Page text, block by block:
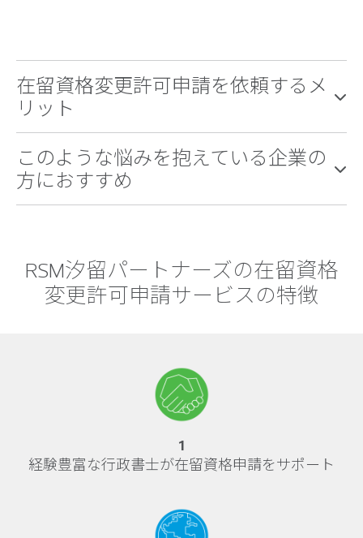
在留資格変更許可申請を依頼するメ
リット
このような悩みを抱えている企業の
方におすすめ
RSM汐留パートナーズの在留資格
変更許可申請サービスの特徴
1
経験豊富な行政書士が在留資格申請をサポート